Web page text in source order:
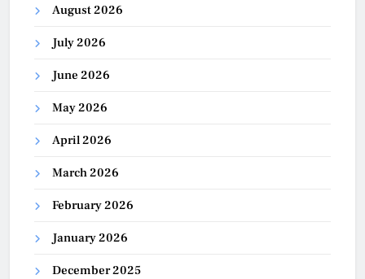
August 2026
July 2026
June 2026
May 2026
April 2026
March 2026
February 2026
January 2026
December 2025